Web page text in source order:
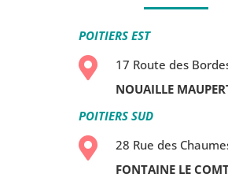
POITIERS EST

17 Route des
NOUAILLE
POITIERS SUD

28 Rue des
FONTAINE LE